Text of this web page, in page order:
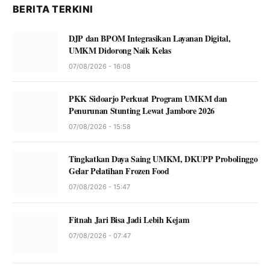
BERITA TERKINI
DJP dan BPOM Integrasikan Layanan Digital,
UMKM Didorong Naik Kelas
07/08/2026 - 16:08
PKK Sidoarjo Perkuat Program UMKM dan
Penurunan Stunting Lewat Jambore 2026
07/08/2026 - 15:58
Tingkatkan Daya Saing UMKM, DKUPP Probolinggo
Gelar Pelatihan Frozen Food
07/08/2026 - 15:47
Fitnah Jari Bisa Jadi Lebih Kejam
07/08/2026 - 07:47